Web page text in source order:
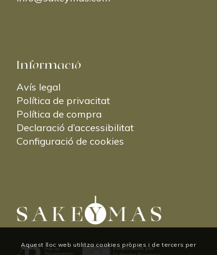
Informació
Avís legal
Política de privacitat
Política de compra
Declaració d’accessibilitat
Configuració de cookies
Aquest lloc web utilitza cookies pròpies i de tercers per